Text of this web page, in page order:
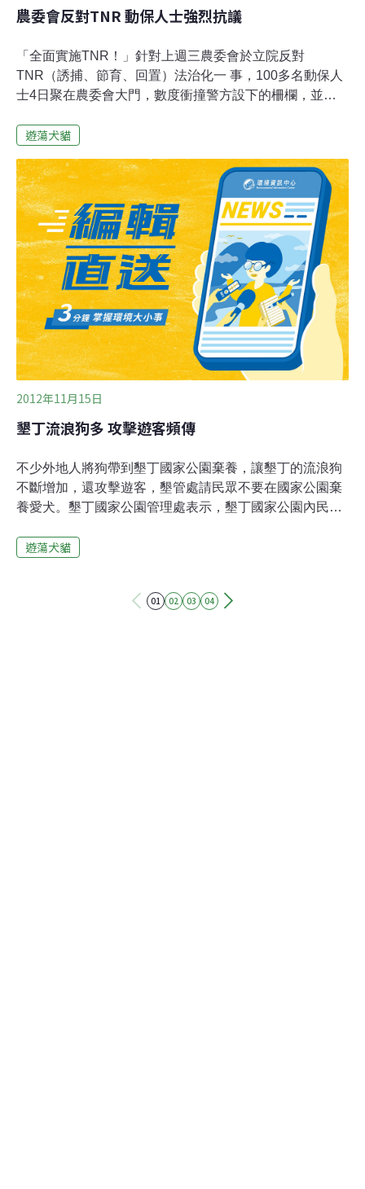
農委會反對TNR 動保人士強烈抗議
「全面實施TNR！」針對上週三農委會於立院反對
TNR（誘捕、節育、回置）法治化一 事，100多名動保人
士4日聚在農委會大門，數度衝撞警方設下的柵欄，並大
慶誠受訪時說，已與動保人 士討論共識，預計在下週二協
時，農委會曾針對是否將流浪動物納入動保法定義一事，
提出反對意見；農委會畜牧處處長許桂森表示，如果將流
浪動物納入動保法，等於是容許流浪動物的存在，變相鼓
勵棄養；一旦使用TNR方式處理流浪動物，將會造成社區
髒亂、侵擾民眾等問題。動保法修法聯盟召集人黃泰山表
示，飼主棄養的責任絕對必須正視，但是這跟流浪動物納
入動保法定義完全不相干。動保法設立13年來，流浪動物
問題始終存在，就是因為沒有一個人道且有效率的政策，
將TNR法治化，從源頭絕育做起，才能降低流浪動物的數
量。「農委會正在研議相關共識！」朱慶誠
遊蕩犬貓
2012年11月15日
墾丁流浪狗多 攻擊遊客頻傳
不少外地人將狗帶到墾丁國家公園棄養，讓墾丁的流浪狗
不斷增加，還攻擊遊客，墾管處請民眾不要在國家公園棄
養愛犬。墾丁國家公園管理處表示，墾丁國家公園內民眾
繁殖，流浪狗數量持續增多，目前已有100多隻。墾管處
國家公園已發生多起流浪狗攻擊落單遊客事件。但動物保
遊蕩犬貓
01 02 03 04